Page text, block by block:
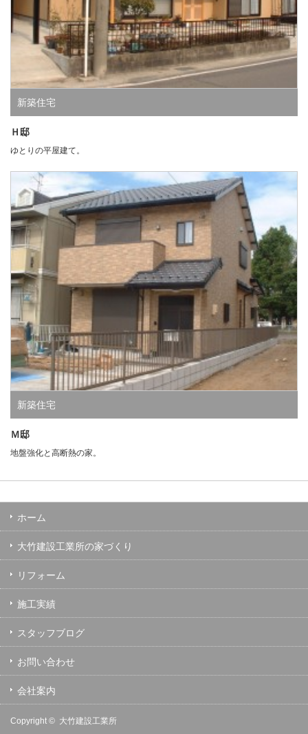
新築住宅
Ｈ邸
ゆとりの平屋建て。
新築住宅
Ｍ邸
地盤強化と高断熱の家。
ホーム
大竹建設工業所の家づくり
リフォーム
施工実績
スタッフブログ
お問い合わせ
会社案内
Copyright © 大竹建設工業所